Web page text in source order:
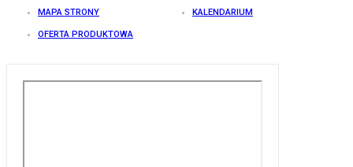
MAPA STRONY KALENDARIUM
OFERTA PRODUKTOWA